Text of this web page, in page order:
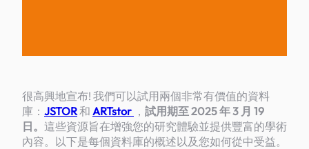
很高興地宣布! 我們可以試用兩個非常有價值的資料
庫： JSTOR和 ARTstor ， 試用期至 2025 年 3 月 19
日。 這些資源旨在增強您的研究體驗並提供豐富的學術
內容。以下是每個資料庫的概述以及您如何從中受益。